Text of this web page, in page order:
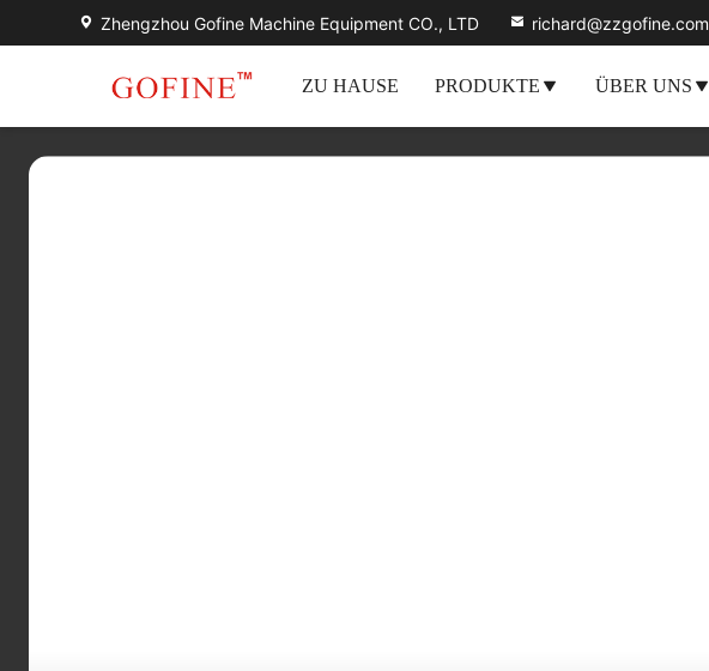
Zhengzhou Gofine Machine Equipment CO., LTD richard@zzgofine.com
ZU HAUSE PRODUKTE ÜBER UNS